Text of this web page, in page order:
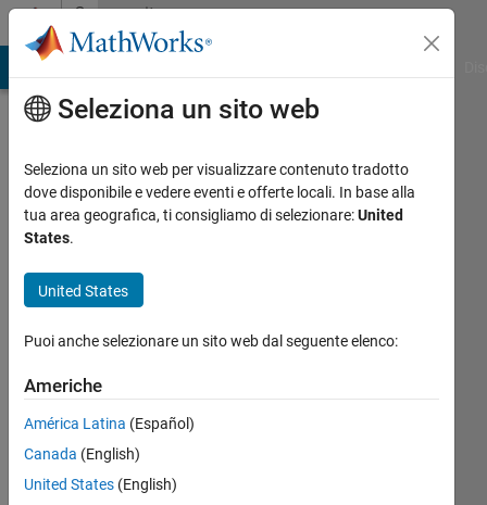
Vai al contenutoCommunity
Profile
A
seen:
circa 3
Following:
Seleziona un sito web
Seleziona un sito web per visualizzare contenuto tradotto
dove disponibile e vedere eventi e offerte locali. In base alla
tua area geografica, ti consigliamo di selezionare:United
States.
United States
Puoi anche selezionare un sito web dal seguente elenco:
Americhe
América Latina (Español)
Canada (English)
United States (English)